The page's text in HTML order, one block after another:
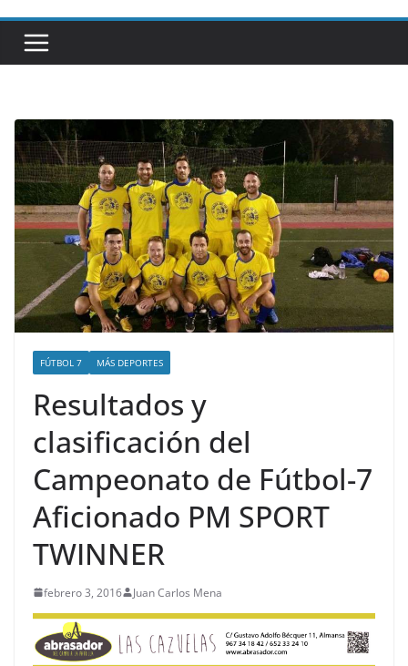
FÚTBOL 7 MÁS DEPORTES
Resultados y
clasificación del
Campeonato de Fútbol-7
Aficionado PM SPORT
TWINNER
febrero 3, 2016 Juan Carlos Mena